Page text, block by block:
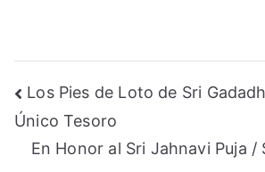
Navegación
de
Los Pies de Loto de Sri
Único Tesoro
En Honor al Sri Jahnavi Puja /